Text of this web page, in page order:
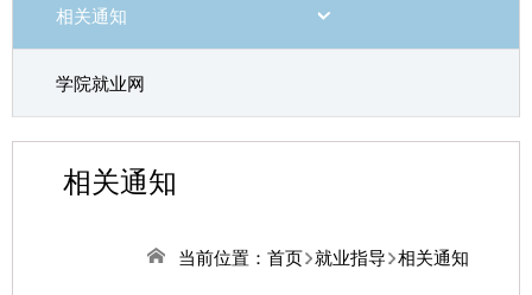
相关通知
学院就业网
相关通知
当前位置： 首页 就业指导 相关通知